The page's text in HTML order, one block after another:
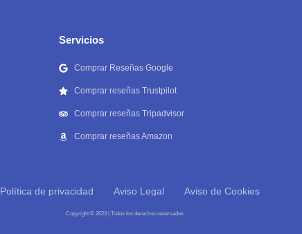
Servicios
Comprar Reseñas Google
Comprar reseñas Trustpilot
Comprar reseñas Tripadvisor
Comprar reseñas Amazon
Política de privacidad Aviso Legal Aviso de Cookies
Copyright © 2023 | Todos los derechos reservados